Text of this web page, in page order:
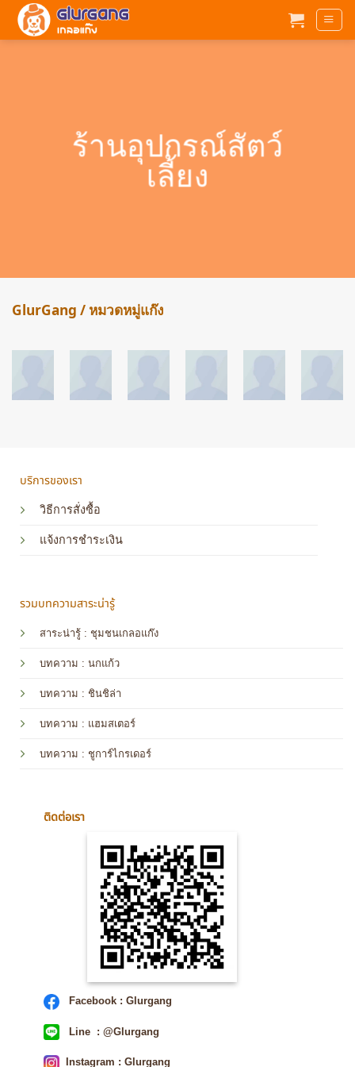
ข้าม
ร้านอุปกรณ์สัตว์
เลี้ยง
GlurGang / หมวดหมู่แก๊ง
บริการของเรา
วิธีการสั่งซื้อ
แจ้งการชำระเงิน
รวมบทความสาระน่ารู้
สาระน่ารู้ : ชุมชนเกลอแก๊ง
บทความ : นกแก้ว
บทความ : ชินชิล่า
บทความ : แฮมสเตอร์
บทความ : ชูการ์ไกรเดอร์
ติดต่อเรา
Facebook : Glurgang
Line : @Glurgang
Instagram : Glurgang